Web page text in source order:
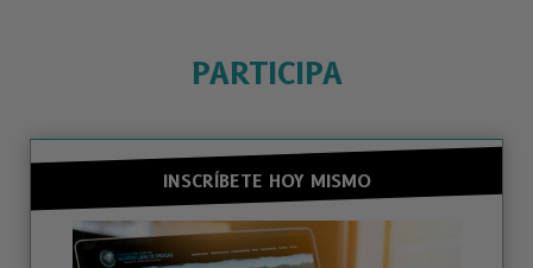
PARTICIPA
INSCRÍBETE HOY MISMO